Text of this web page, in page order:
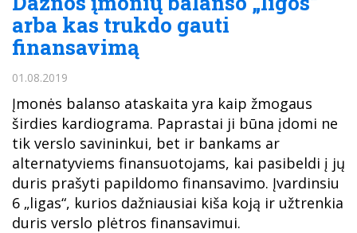
arba kas trukdo gauti
finansavimą
01.08.2019
Įmonės balanso ataskaita yra kaip žmogaus
širdies kardiograma. Paprastai ji būna įdomi ne
tik verslo savininkui, bet ir bankams ar
alternatyviems finansuotojams, kai pasibeldi į jų
duris prašyti papildomo finansavimo. Įvardinsiu
6 „ligas“, kurios dažniausiai kiša koją ir užtrenkia
duris verslo plėtros finansavimui.